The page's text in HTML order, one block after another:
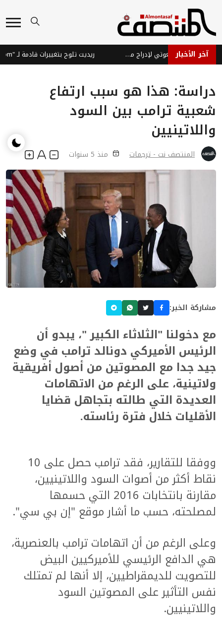
آخر الأخبار بورصة جوهانسبرغ تجري محادثات مع دانغوتي لإدراج مصفاة نفط في جنوب إفريقيا
دراسة: هذا هو سبب ارتفاع
شعبية ترامب بين السود
واللاتينيين
المنتصف نت - ترجمات منذ 5 سنوات
مشاركة الخبر:
مع دخولنا "الثلاثاء الكبير "، يبدو أن
الرئيس الأميركي دونالد ترامب في وضع
جيد جدا مع المصوتين من أصول أفريقية
ولاتينية، على الرغم من الاتهامات
العديدة التي طالته بتجاهل قضايا
الأقليات خلال فترة رئاسته.
ووفقا للتقارير، فقد ترامب حصل على 10
نقاط أكثر من أصوات السود واللاتينيين،
مقارنة بانتخابات 2016 التي حسمها
لمصلحته، حسب ما أشار موقع "إن بي سي".
وعلى الرغم من أن اتهامات ترامب بالعنصرية،
هي الدافع الرئيسي للأميركيين البيض
للتصويت للديمقراطيين، إلا أنها لم تمتلك
نفس التأثير على المصوتين السود
واللاتينيين.